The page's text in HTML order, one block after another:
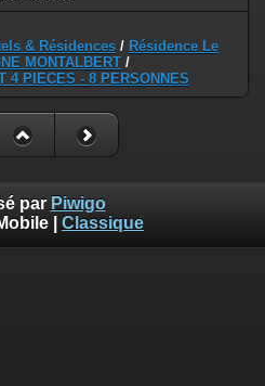
& Résidences / Résidence Le
MONTALBERT /
4 PIECES - 8 PERSONNES
par Piwigo
Classique